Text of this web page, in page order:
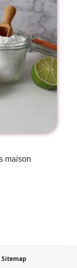
maison
Sitemap